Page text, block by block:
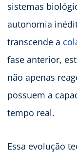
sistemas
autonomia
transcende a
fase anterior,
não apenas
possuem a
tempo real.
Essa evolução